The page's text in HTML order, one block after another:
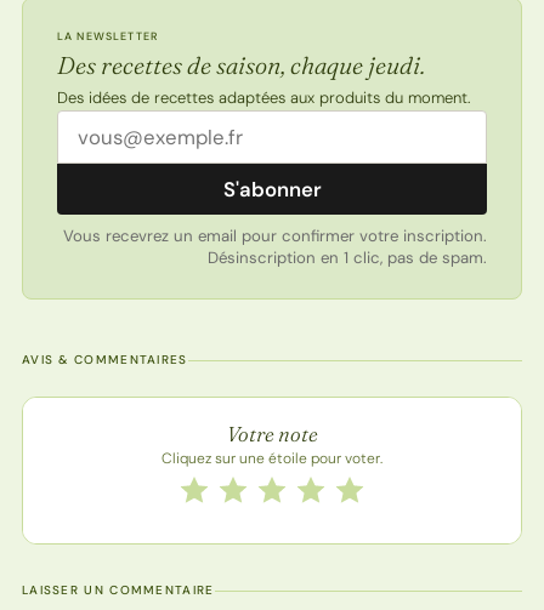
LA NEWSLETTER
Des recettes de saison, chaque jeudi.
Des idées de recettes adaptées aux produits du moment.
Adresse email
S'abonner
Vous recevrez un email pour confirmer votre inscription.
Désinscription en 1 clic, pas de spam.
AVIS & COMMENTAIRES
Note de la recette
Votre note
Cliquez sur une étoile pour voter.
Notez cette recette de 1 à 5 étoiles
5 étoiles
4 étoiles
3 étoiles
2 étoiles
1 étoile
LAISSER UN COMMENTAIRE